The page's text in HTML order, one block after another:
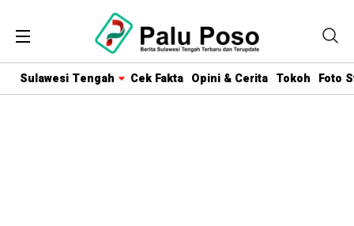
Sulawesi Tengah Cek Fakta Opini & Cerita Tokoh Foto